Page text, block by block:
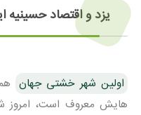
یزد و اقتصاد حسینیه
اولین شهر خشتی جهان
هایش معروف است، امروز